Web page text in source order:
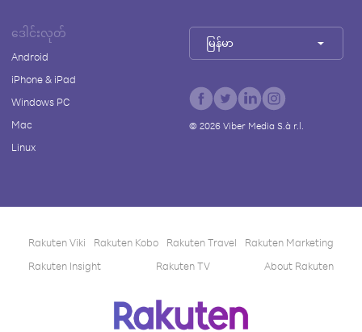
ဒေါင်းလုတ်
Android
iPhone & iPad
Windows PC
Mac
Linux
မြန်မာ
© 2026Viber Media S.à r.l.
Rakuten Viki Rakuten Kobo Rakuten Travel
Rakuten Marketing
Rakuten Insight
Rakuten TV About Rakuten